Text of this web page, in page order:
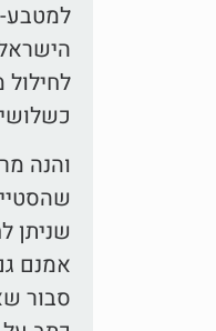
והנה
שניתן
אמנם
סבור